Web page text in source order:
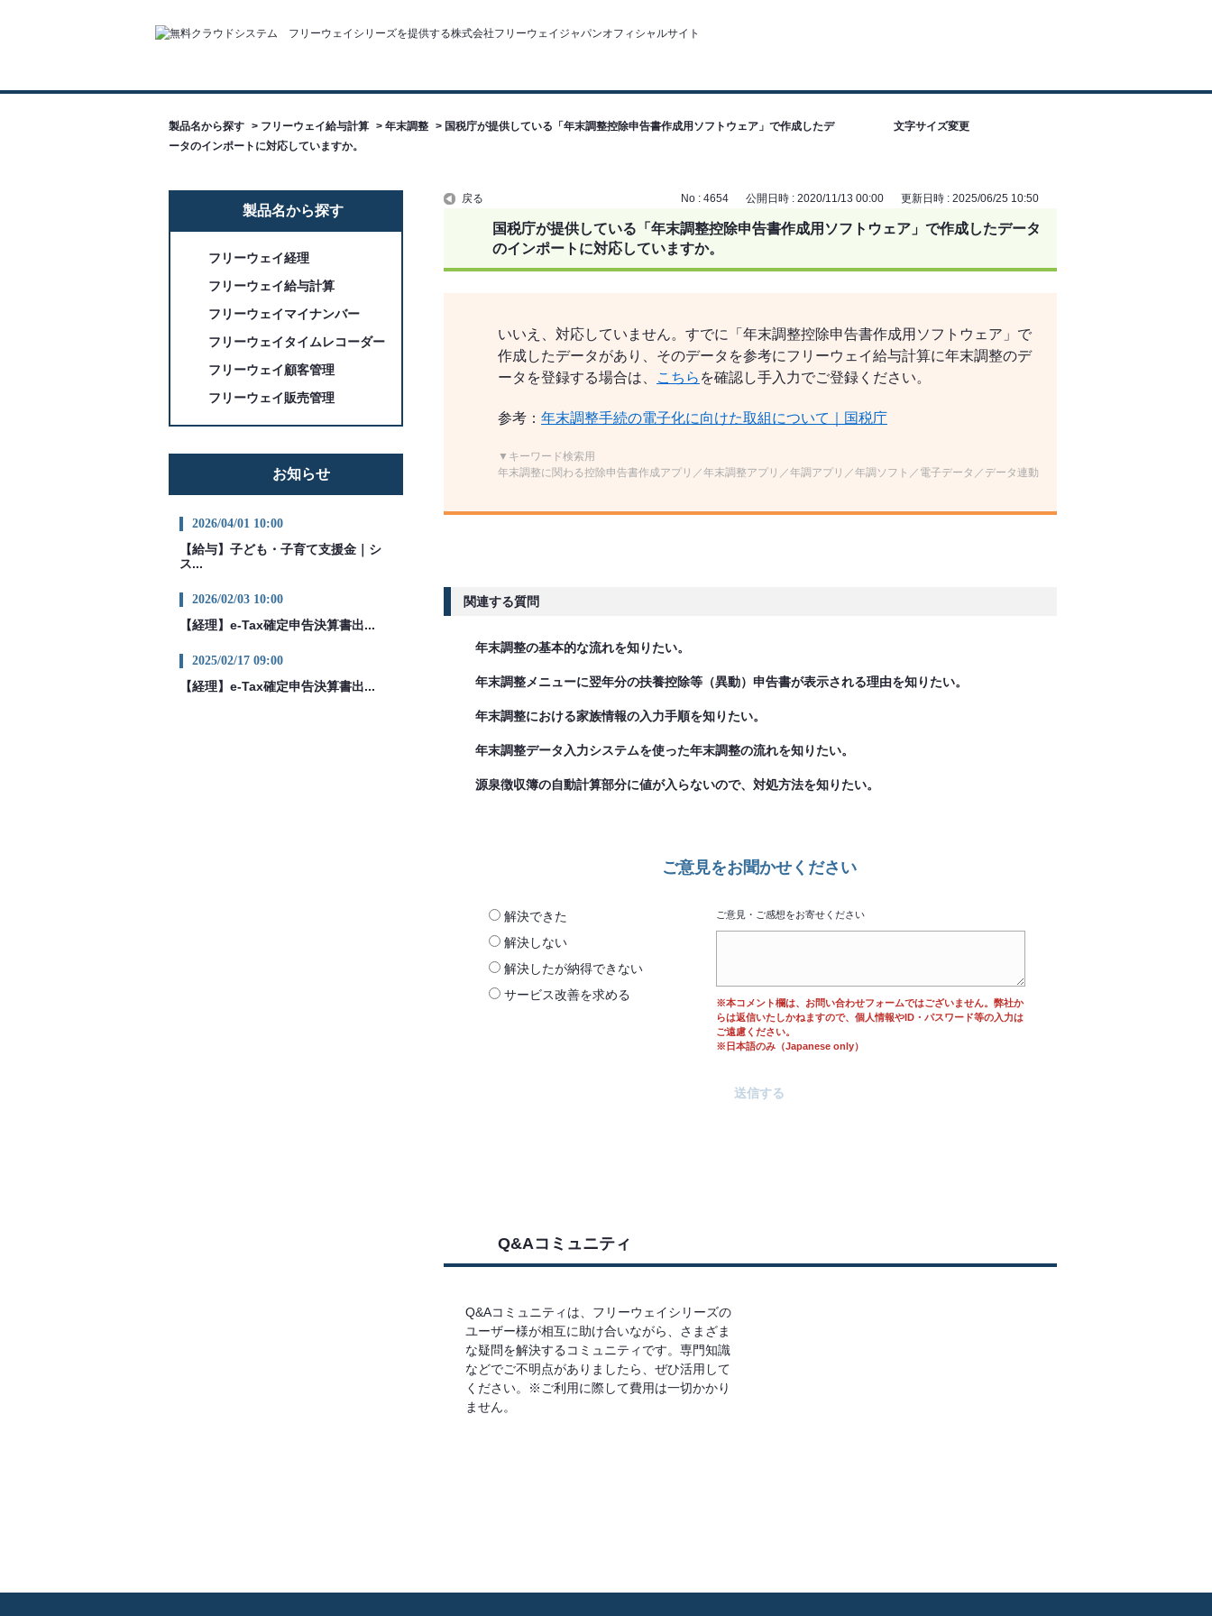
文字サイズ変更
製品名から探す > フリーウェイ給与計算 > 年末調整 > 国税庁が提供している「年末調整控除申告書作成用ソフトウェア」で作成したデ
ータのインポートに対応していますか。
製品名から探す
フリーウェイ経理
フリーウェイ給与計算
フリーウェイマイナンバー
フリーウェイタイムレコーダー
フリーウェイ顧客管理
フリーウェイ販売管理
お知らせ
2026/04/01 10:00
【給与】子ども・子育て支援金｜シ
ス...
2026/02/03 10:00
【経理】e-Tax確定申告決算書出...
2025/02/17 09:00
【経理】e-Tax確定申告決算書出...
戻る No : 4654 公開日時 : 2020/11/13 00:00 更新日時 : 2025/06/25 10:50
国税庁が提供している「年末調整控除申告書作成用ソフトウェア」で作成したデータ
のインポートに対応していますか。
いいえ、対応していません。すでに「年末調整控除申告書作成用ソフトウェア」で
作成したデータがあり、そのデータを参考にフリーウェイ給与計算に年末調整のデ
ータを登録する場合は、
こちら を確認し手入力でご登録ください。
参考： 年末調整手続の電子化に向けた取組について｜国税庁
▼キーワード検索用
年末調整に関わる控除申告書作成アプリ／年末調整アプリ／年調アプリ／年調ソフト／電子データ／データ連動
関連する質問
年末調整の基本的な流れを知りたい。
年末調整メニューに翌年分の扶養控除等（異動）申告書が表示される理由を知りたい。
年末調整における家族情報の入力手順を知りたい。
年末調整データ入力システムを使った年末調整の流れを知りたい。
源泉徴収簿の自動計算部分に値が入らないので、対処方法を知りたい。
ご意見をお聞かせください
解決できた
解決しない
解決したが納得できない
サービス改善を求める
ご意見・ご感想をお寄せください
※本コメント欄は、お問い合わせフォームではございません。弊社か
らは返信いたしかねますので、個人情報やID・パスワード等の入力は
ご遠慮ください。
※日本語のみ（Japanese only）
Q&Aコミュニティ
Q&Aコミュニティは、フリーウェイシリーズの
ユーザー様が相互に助け合いながら、さまざま
な疑問を解決するコミュニティです。専門知識
などでご不明点がありましたら、ぜひ活用して
ください。※ご利用に際して費用は一切かかり
ません。